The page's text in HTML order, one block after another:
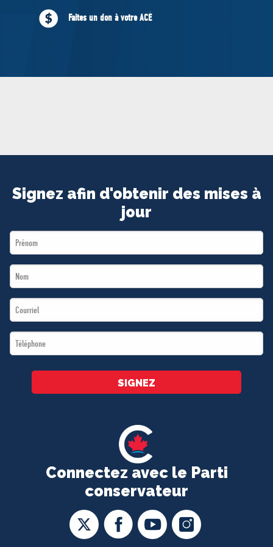
MÉDIAS
BÉNÉVOLE
Faites un don à votre ACÉ
Connectez avec le Parti
conservateur
Signez afin d'obtenir des mises à
jour
First
Name
Last
Name
Email
*
Téléphone
*
SIGNEZ